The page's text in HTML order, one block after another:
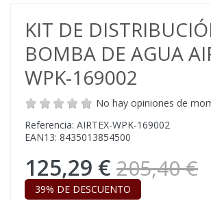
KIT DE
BOMBA DE AGUA
WPK-169002
No hay opiniones de
Referencia: AIRTEX-WPK-169002
EAN13: 8435013854500
125,29 € 205,40 €
39% DE DESCUENTO